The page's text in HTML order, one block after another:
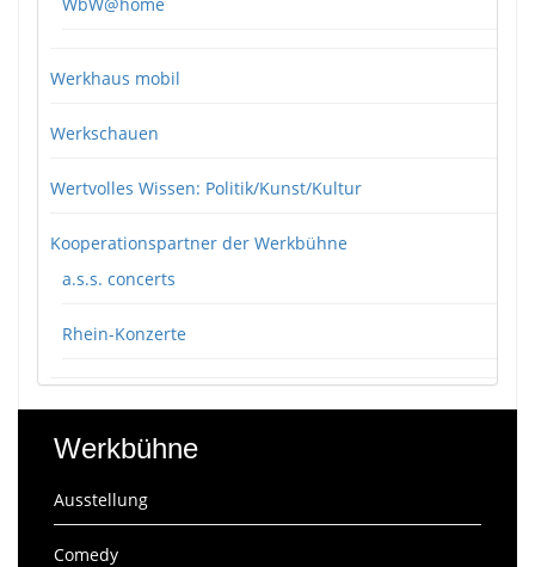
Werkhaus mobil
Werkschauen
Wertvolles Wissen: Politik/Kunst/Kultur
Kooperationspartner der Werkbühne
a.s.s. concerts
Rhein-Konzerte
Werkbühne
Ausstellung
Comedy